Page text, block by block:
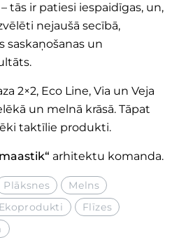
tās ir patiesi iespaidīgas, un,
nejaušā secībā,
saskaņošanas un
2×2, Eco Line, Via un Veja
un melnā krāsā. Tāpat
taktīlie produkti.
“ arhitektu komanda.
Plāksnes
Melns
Ekoprodukti
Flīzes